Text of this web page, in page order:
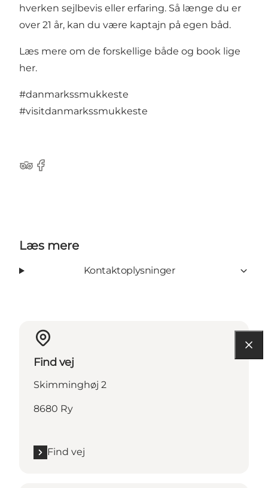
hverken sejlbevis eller erfaring. Så længe du er
over 21 år, kan du være kaptajn på egen båd.
Læs mere om de forskellige både og book lige
her.
#danmarkssmukkeste
#visitdanmarkssmukkeste
TripAdvisor
Facebook
Læs mere
Kontaktoplysninger
Find vej
Skimminghøj 2
8680 Ry
Find vej